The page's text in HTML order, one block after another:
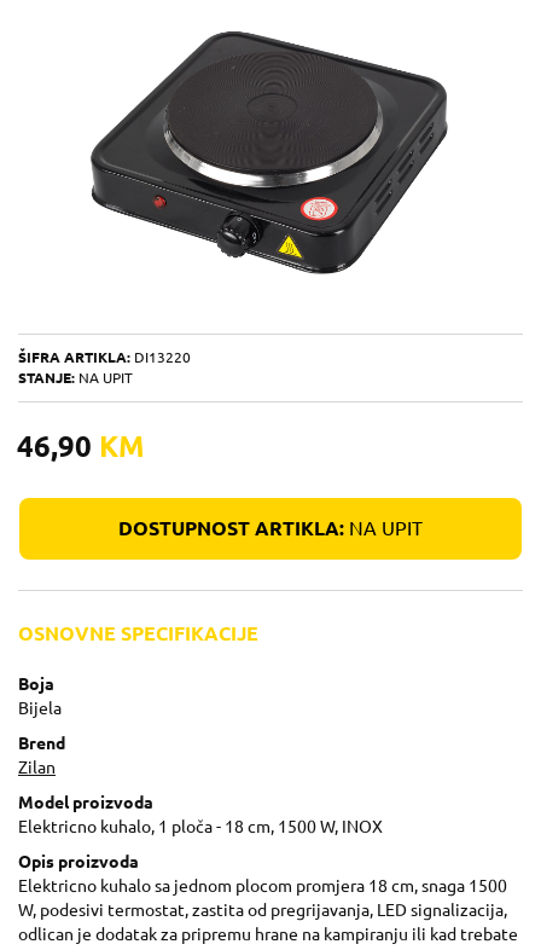
ŠIFRA ARTIKLA: DI13220
STANJE: NA UPIT
46,90 KM
DOSTUPNOST ARTIKLA: NA UPIT
OSNOVNE SPECIFIKACIJE
Boja
Bijela
Brend
Zilan
Model proizvoda
Elektricno kuhalo, 1 ploča - 18 cm, 1500 W, INOX
Opis proizvoda
Elektricno kuhalo sa jednom plocom promjera 18 cm, snaga 1500
W, podesivi termostat, zastita od pregrijavanja, LED signalizacija,
odlican je dodatak za pripremu hrane na kampiranju ili kad trebate